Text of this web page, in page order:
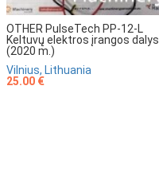
OTHER PulseTech PP-12-L
Keltuvų elektros įrangos dalys
(2020 m.)
Vilnius, Lithuania
25.00 €